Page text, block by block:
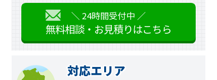
＼ 24時間受付中 ／
無料相談・お見積りはこちら
対応エリア